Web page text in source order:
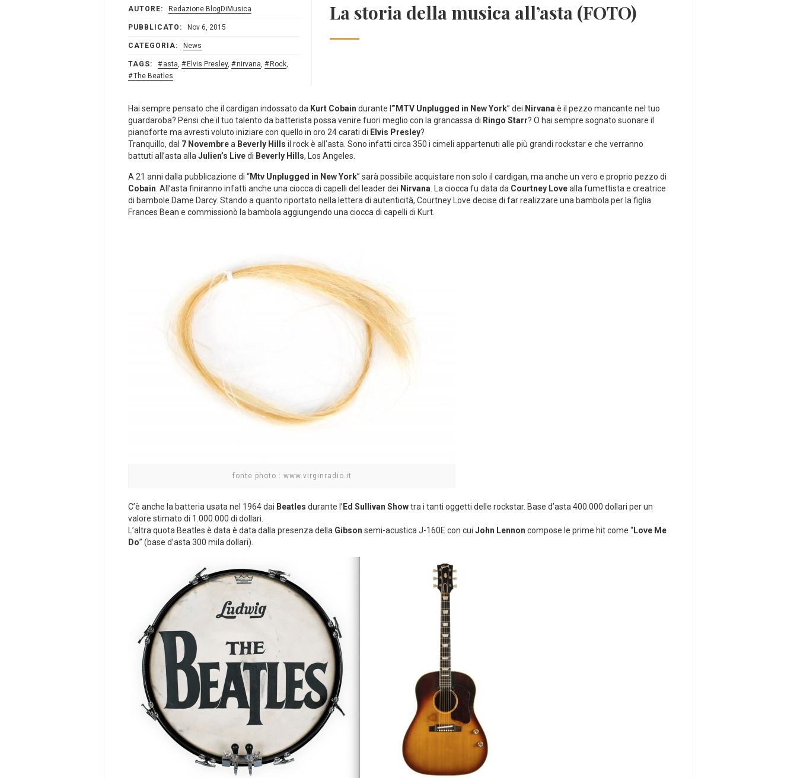
AUTORE: Redazione BlogDiMusica
PUBBLICATO: Nov 6, 2015
CATEGORIA: News
TAGS: asta, Elvis Presley, nirvana, Rock,
The Beatles
La storia della musica all’asta (FOTO)
Hai sempre pensato che il cardigan indossato da Kurt Cobain durante l'” MTV Unplugged in New York” dei Nirvana è il pezzo mancante nel tuo
guardaroba? Pensi che il tuo talento da batterista possa venire fuori meglio con la grancassa di Ringo Starr? O hai sempre sognato suonare il
pianoforte ma avresti voluto iniziare con quello in oro 24 carati di Elvis Presley?
Tranquillo, dal 7 Novembrea Beverly Hills il rock è all’asta. Sono infatti circa 350 i cimeli appartenuti alle più grandi rockstar e che verranno
battuti all’asta alla Julien’s Livedi Beverly Hills, Los Angeles.
A 21 anni dalla pubblicazione di “Mtv Unplugged in New York” sarà possibile acquistare non solo il cardigan, ma anche un vero e proprio pezzo di
Cobain . All’asta finiranno infatti anche una ciocca di capelli del leader dei Nirvana . La ciocca fu data da Courtney Lovealla fumettista e creatrice
di bambole Dame Darcy. Stando a quanto riportato nella lettera di autenticità, Courtney Love decise di far realizzare una bambola per la figlia
Frances Bean e commissionò la bambola aggiungendo una ciocca di capelli di Kurt.
fonte photo : www.virginradio.it
C’è anche la batteria usata nel 1964 dai Beatles durante l’ Ed Sullivan Showtra i tanti oggetti delle rockstar. Base d’asta 400.000 dollari per un
valore stimato di 1.000.000 di dollari.
L’altra quota Beatles è data è data dalla presenza della Gibson semi-acustica J-160E con cui John Lennon compose le prime hit come “Love Me
Do” (base d’asta 300 mila dollari).